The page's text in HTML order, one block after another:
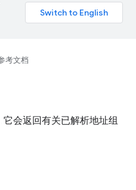
考文档
会返回有关已解析地址组